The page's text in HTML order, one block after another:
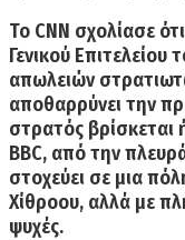
Το CNN σχολίασε
Γενικού Επιτελείου
απωλειών
αποθαρρύνει την
στρατός
BBC, από την
στοχεύει σε μια
Χίθροου, αλλά με
ψυχές.